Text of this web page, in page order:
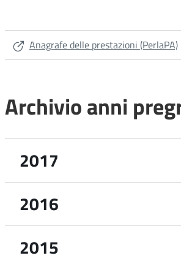
Anagrafe delle prestazioni (PerlaPA)
Archivio anni
2017
Riepilogo incarichi in formato pdf
Riepilogo incarichi in formato xml
2016
Riepilogo incarichi in formato pdf
2015